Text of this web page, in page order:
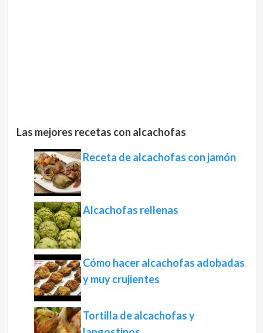
Las mejores recetas con alcachofas
Receta de alcachofas con jamón
Alcachofas rellenas
Cómo hacer alcachofas adobadas
y muy crujientes
Tortilla de alcachofas y